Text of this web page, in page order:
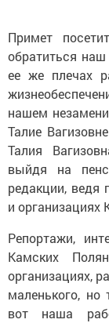
Примет
обратиться
ее же плечах
нашем
Талие
Талия
выйдя на
редакции, ведя
и организациях
Репортажи,
Камских
организациях,
маленького, но
вот наша